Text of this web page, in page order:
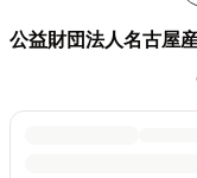
公益財団法人名古屋